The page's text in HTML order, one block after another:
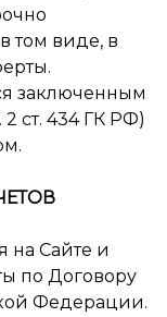
том виде, в
заключенным
ст. 434 ГК РФ)
на Сайте и
по Договору
Федерации.